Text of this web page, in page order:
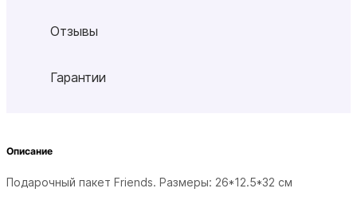
Отзывы
Гарантии
Описание
Подарочный пакет Friends. Размеры: 26*12.5*32 см